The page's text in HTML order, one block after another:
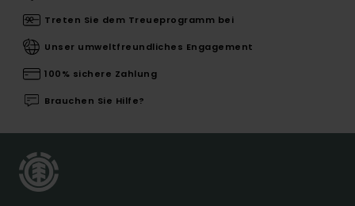
Treten Sie dem Treueprogramm bei
Unser umweltfreundliches Engagement
100% sichere Zahlung
Brauchen Sie Hilfe?